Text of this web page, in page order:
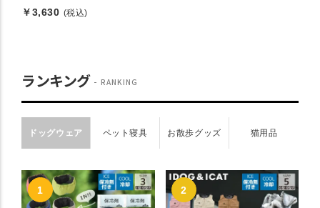
￥3,630 (税込)
ランキング RANKING
ドッグウェア ペット寝具 お散歩グッズ 猫用品